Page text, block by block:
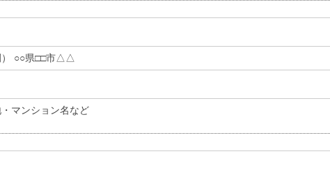
） ○○県□□市△△
マンション名など